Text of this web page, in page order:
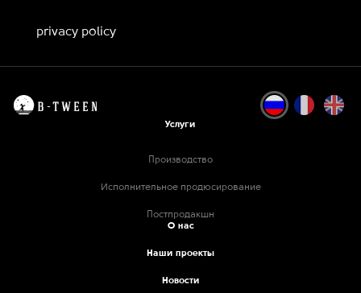
privacy policy
Услуги
Производство
Исполнительное продюсирование
Постпродакшн
О нас
Наши проекты
Новости